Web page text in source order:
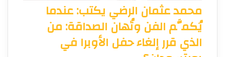
محمد عثمان الرضي يكتب: عندما
يُكمَّم الفن وتُهان الصداقة: من
الذي قرر إلغاء حفل الأوبرا في